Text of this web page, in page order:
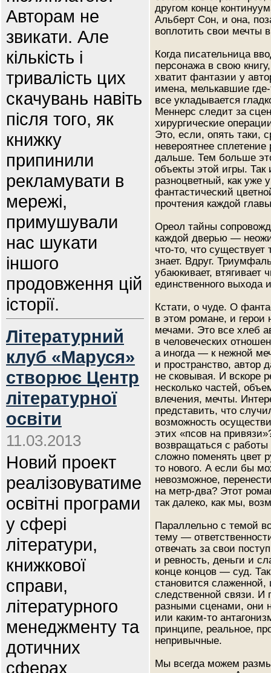
Авторам не
звикати. Але
кількість і
тривалість цих
скачувань навіть
після того, як
книжку
припинили
рекламувати в
мережі,
примушували
нас шукати
іншого
продовження цій
історії.
Літературний
клуб «Маруся»
створює Центр
літературної
освіти
11.03.2013
Новий проект
реалізовуватиме
освітні програми
у сфері
літератури,
книжкової
справи,
літературного
менеджменту та
дотичних
сферах
другом конце
Альберт Сон, и она,
воплотить свои мечты
Когда писательница
персонажа в свою
хватит фантазии у
имена, мелькавшие
все укладывается
Меннерс следит за
хирургические
Это, если, опять таки,
невероятнее
дальше. Тем больше
объекты этой игры.
разноцветный, как уже
фантастический
прочтения каждой
Ореол тайны
каждой дверью —
что-то, что
знает. Вдруг.
убаюкивает, втягивает
единственного выхода
Кстати, о чуде. О
в этом романе, и
мечами. Это все хлеб
в человеческих
а иногда — к нежной
и пространство, автор
не сковывая. И вскоре
несколько частей,
влечения, мечты.
представить, что
возможность
этих «псов на
возвращаться с
сложно поменять цвет
то нового. А если бы
невозможное,
на метр-два? Этот
так далеко, как мы,
Параллельно с темой
тему —
отвечать за свои
и ревность, деньги и
конце концов — суд.
становится
следственной связи. И
разными сценами, они
или каким-то
принципе, реальное,
непривычные.
Мы всегда можем